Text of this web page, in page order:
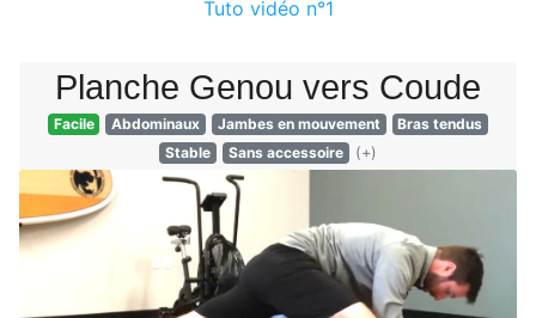
Tuto vidéo n°1
Planche Genou vers Coude
Facile Abdominaux Jambes en mouvement
Bras tendus
Stable
Sans accessoire (+)